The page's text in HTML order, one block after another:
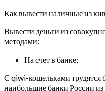
Как вывести наличные из
Вывести деньги из
методами:
На счет в банке;
С qiwi-кошельками трудятся
наибольшие банки России